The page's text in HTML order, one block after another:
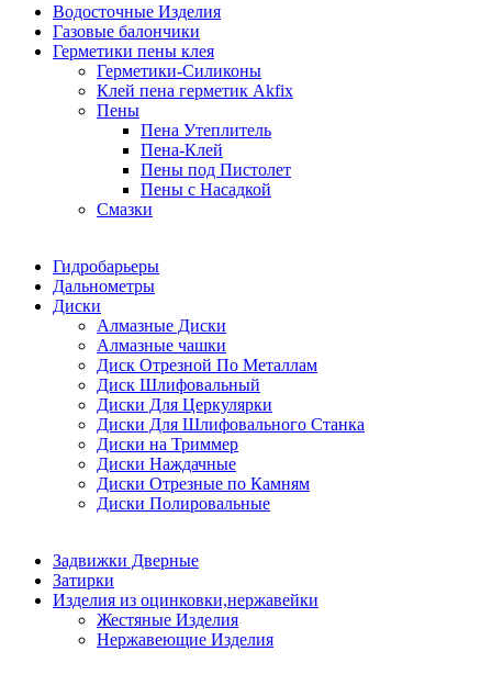
Водосточные Изделия
Газовые балончики
Герметики пены клея
Герметики-Силиконы
Клей пена герметик Akfix
Пены
Пена Утеплитель
Пена-Клей
Пены под Пистолет
Пены с Насадкой
Смазки
Гидробарьеры
Дальнометры
Диски
Алмазные Диски
Алмазные чашки
Диск Отрезной По Металлам
Диск Шлифовальный
Диски Для Церкулярки
Диски Для Шлифовального Станка
Диски на Триммер
Диски Наждачные
Диски Отрезные по Камням
Диски Полировальные
Задвижки Дверные
Затирки
Изделия из оцинковки,нержавейки
Жестяные Изделия
Нержавеющие Изделия